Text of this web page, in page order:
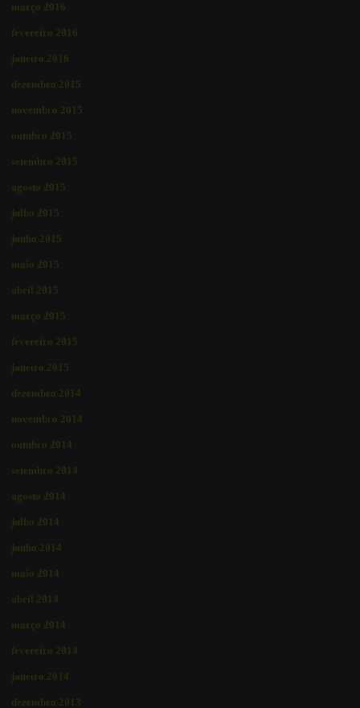
março 2016
fevereiro 2016
janeiro 2016
dezembro 2015
novembro 2015
outubro 2015
setembro 2015
agosto 2015
julho 2015
junho 2015
maio 2015
abril 2015
março 2015
fevereiro 2015
janeiro 2015
dezembro 2014
novembro 2014
outubro 2014
setembro 2014
agosto 2014
julho 2014
junho 2014
maio 2014
abril 2014
março 2014
fevereiro 2014
janeiro 2014
dezembro 2013